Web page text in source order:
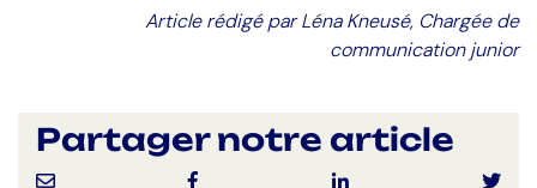
Article rédigé par Léna Kneusé, Chargée de
communication junior
Partager notre article